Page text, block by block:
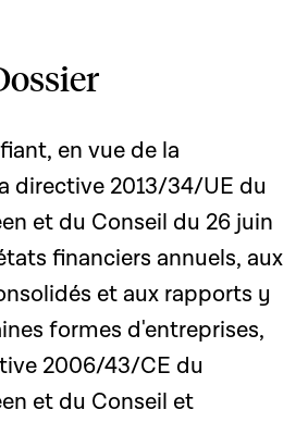
en vue de la
directive 2013/34/UE du
et du Conseil du 26 juin
financiers annuels, aux
et aux rapports y
formes d'entreprises,
2006/43/CE du
et du Conseil et